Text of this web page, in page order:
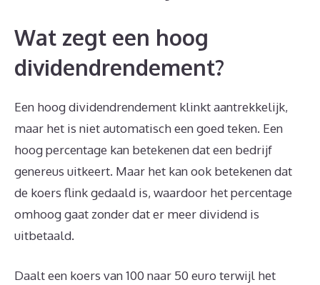
Wat zegt een hoog
dividendrendement?
Een hoog dividendrendement klinkt aantrekkelijk,
maar het is niet automatisch een goed teken. Een
hoog percentage kan betekenen dat een bedrijf
genereus uitkeert. Maar het kan ook betekenen dat
de koers flink gedaald is, waardoor het percentage
omhoog gaat zonder dat er meer dividend is
uitbetaald.
Daalt een koers van 100 naar 50 euro terwijl het